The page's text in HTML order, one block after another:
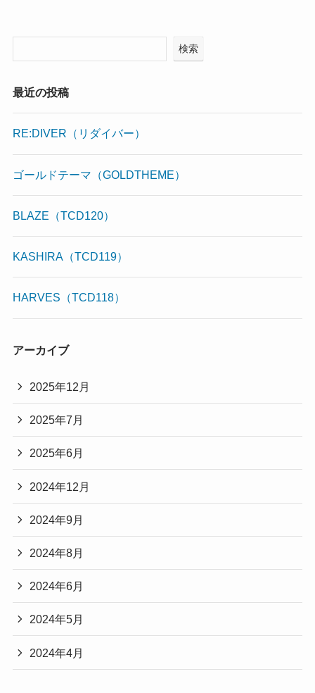
検索
最近の投稿
RE:DIVER（リダイバー）
ゴールドテーマ（GOLDTHEME）
BLAZE（TCD120）
KASHIRA（TCD119）
HARVES（TCD118）
アーカイブ
2025年12月
2025年7月
2025年6月
2024年12月
2024年9月
2024年8月
2024年6月
2024年5月
2024年4月